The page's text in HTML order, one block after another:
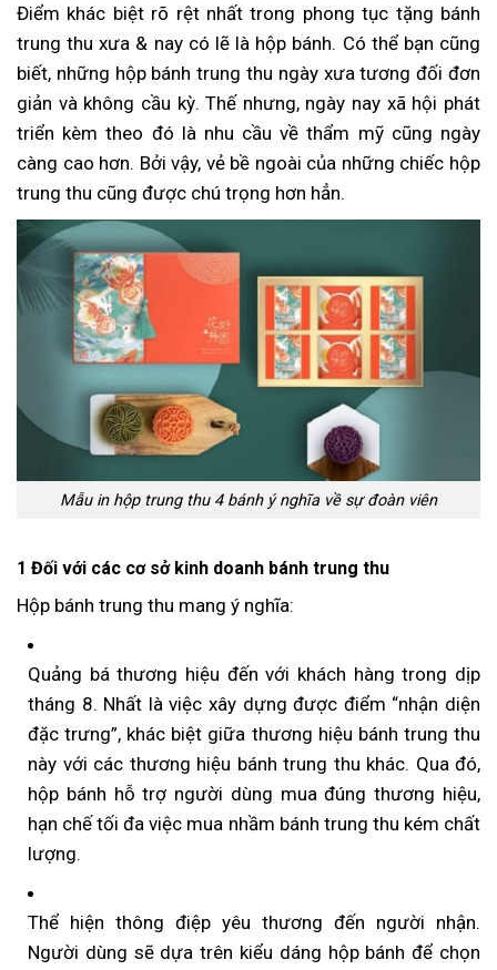
Điểm khác biệt rõ rệt nhất trong phong tục tặng bánh
trung thu xưa & nay có lẽ là hộp bánh. Có thể bạn cũng
biết, những hộp bánh trung thu ngày xưa tương đối đơn
giản và không cầu kỳ. Thế nhưng, ngày nay xã hội phát
triển kèm theo đó là nhu cầu về thẩm mỹ cũng ngày
càng cao hơn. Bởi vậy, vẻ bề ngoài của những chiếc hộp
trung thu cũng được chú trọng hơn hẳn.
Mẫu in hộp trung thu 4 bánh ý nghĩa về sự đoàn viên
1 Đối với các cơ sở kinh doanh bánh trung thu
Hộp bánh trung thu mang ý nghĩa:
Quảng bá thương hiệu đến với khách hàng trong dịp
tháng 8. Nhất là việc xây dựng được điểm “nhận diện
đặc trưng”, khác biệt giữa thương hiệu bánh trung thu
này với các thương hiệu bánh trung thu khác. Qua đó,
hộp bánh hỗ trợ người dùng mua đúng thương hiệu,
hạn chế tối đa việc mua nhầm bánh trung thu kém chất
lượng.
Thể hiện thông điệp yêu thương đến người nhận.
Người dùng sẽ dựa trên kiểu dáng hộp bánh để chọn